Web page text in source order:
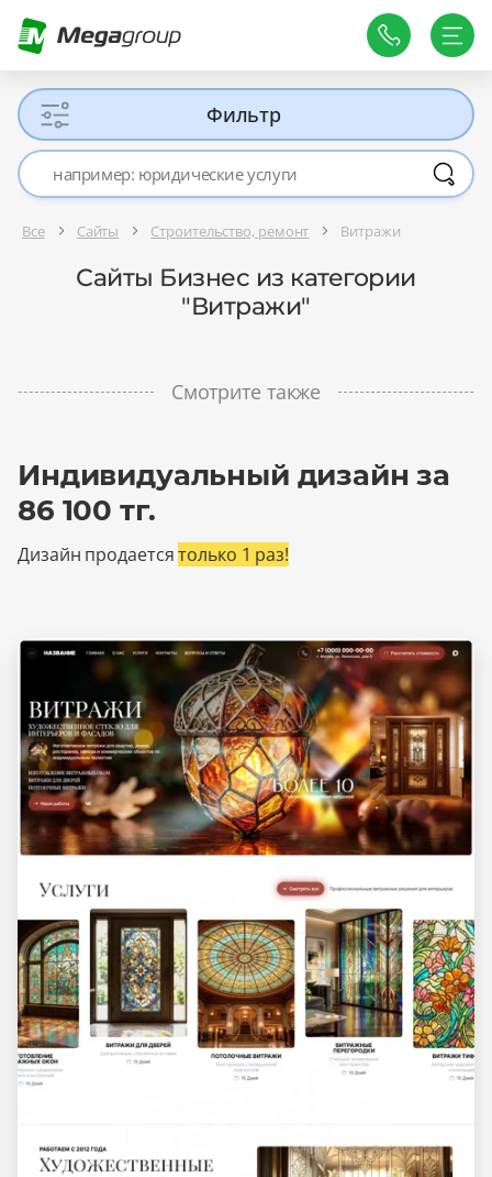
Фильтр
Все Сайты Строительство, ремонт Витражи
Сайты Бизнес из категории
"Витражи"
Смотрите также
Индивидуальный дизайн за
86 100 тг.
Дизайн продаетсятолько 1 раз!